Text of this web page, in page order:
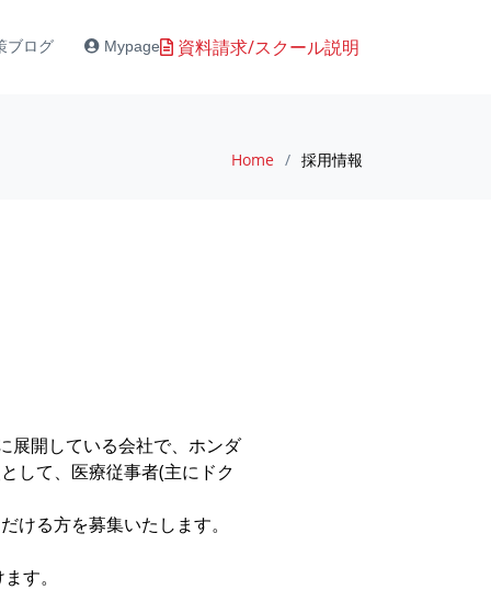
ブログ Mypage 資料請求/スクール説明
Home 採用情報
展開している会社で、ホンダ
して、医療従事者(主にドク
ける方を募集いたします。
す。